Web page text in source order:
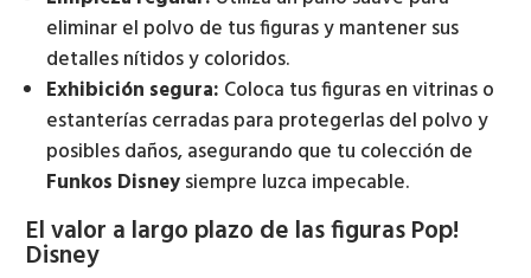
eliminar el polvo de tus figuras y mantener sus
detalles nítidos y coloridos.
Exhibición segura: Coloca tus figuras en vitrinas o
estanterías cerradas para protegerlas del polvo y
posibles daños, asegurando que tu colección de
Funkos Disneysiempre luzca impecable.
El valor a largo plazo de las figuras Pop!
Disney